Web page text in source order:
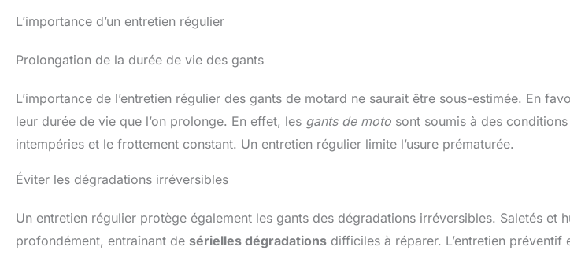
L’importance d’un entretien régulier
Prolongation de la durée de vie des gants
L’importance de l’entretien régulier des gants de motard ne saurait être sous-estimée. En
leur durée de vie que l’on prolonge. En effet, les gants de moto sont soumis à des
intempéries et le frottement constant. Un entretien régulier limite l’usure prématurée.
Éviter les dégradations irréversibles
Un entretien régulier protège également les gants des dégradations irréversibles. Saletés et
profondément, entraînant de sérielles dégradations difficiles à réparer. L’entretien